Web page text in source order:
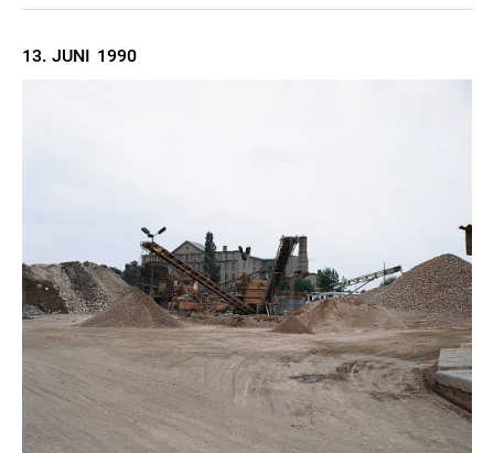
13. JUNI 1990